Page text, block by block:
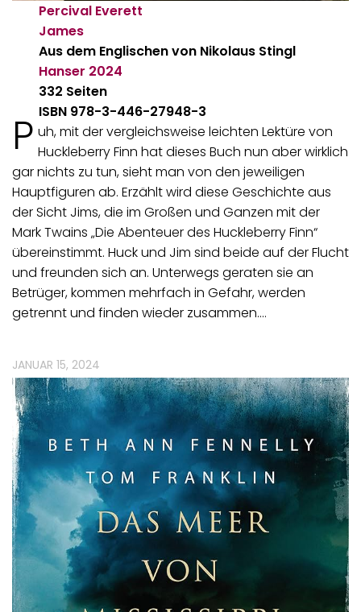
Percival Everett
James
Aus dem Englischen von Nikolaus Stingl
Hanser 2024
332 Seiten
ISBN 978-3-446-27948-3
P uh, mit der vergleichsweise leichten Lektüre von
Huckleberry Finn hat dieses Buch nun aber wirklich
gar nichts zu tun, sieht man von den jeweiligen
Hauptfiguren ab. Erzählt wird diese Geschichte aus
der Sicht Jims, die im Großen und Ganzen mit der
Mark Twains „Die Abenteuer des Huckleberry Finn“
übereinstimmt. Huck und Jim sind beide auf der Flucht
und freunden sich an. Unterwegs geraten sie an
Betrüger, kommen mehrfach in Gefahr, werden
getrennt und finden wieder zusammen.…
JANUAR 15, 2024